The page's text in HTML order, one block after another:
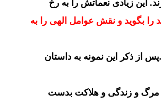
این زیادی نعماتش را به رخ
را بگوید و نقش عوامل الهی را به
ذکر این نمونه به داستان
مرگ و زندگی و هلاکت بدست